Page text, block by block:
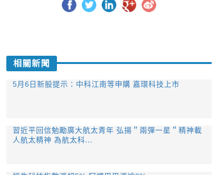
相關新聞
5月6日新股提示：中科江南等申購 嘉環科技上市
習近平回信勉勵廣大航太青年 弘揚＂兩彈一星＂精神載
人航太精神 為航太科...